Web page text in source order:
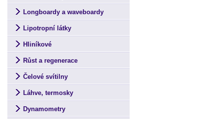
Longboardy a waveboardy
Lipotropní látky
Hliníkové
Růst a regenerace
Čelové svítilny
Láhve, termosky
Dynamometry